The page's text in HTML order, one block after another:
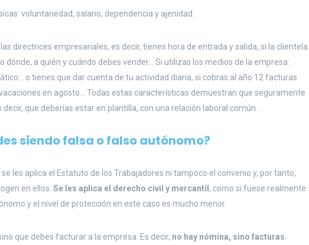
voluntariedad, salario, dependencia y ajenidad.
directrices empresariales, es decir, tienes hora de entrada y salida, si la clientela
dónde, a quién y cuándo debes vender… Si utilizas los medios de la empresa:
o tienes que dar cuenta de tu actividad diaria, si cobras al año 12 facturas
en agosto… Todas estas características demuestran que seguramente
que deberías estar en plantilla, con una relación laboral común.
siendo falsa o falso autónomo?
les aplica el Estatuto de los Trabajadores ni tampoco el convenio y, por tanto,
en ellos. Se les aplica el derecho civil y mercantil , como si fuese realmente
y el nivel de protección en este caso es mucho menor.
que debes facturar a la empresa. Es decir, no hay nómina, sino facturas